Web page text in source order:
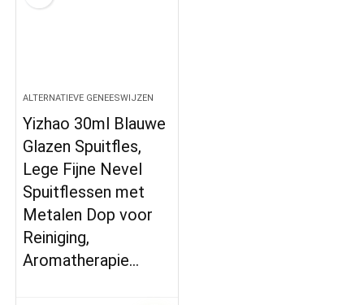
ALTERNATIEVE GENEESWIJZEN
Yizhao 30ml Blauwe
Glazen Spuitfles,
Lege Fijne Nevel
Spuitflessen met
Metalen Dop voor
Reiniging,
Aromatherapie…